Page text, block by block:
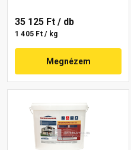
35 125 Ft / db
1 405 Ft / kg
Megnézem